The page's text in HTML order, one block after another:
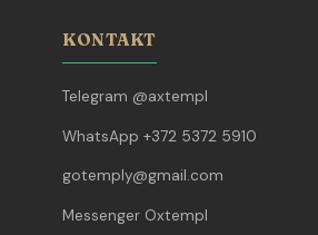
KONTAKT
Telegram @axtempl
WhatsApp +372 5372 5910
gotemply@gmail.com
Messenger Oxtempl